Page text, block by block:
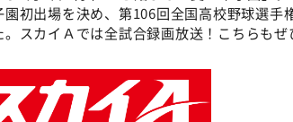
園初出場を決め、第106回全国高校野球選
。スカイＡでは全試合録画放送！こちらもぜ